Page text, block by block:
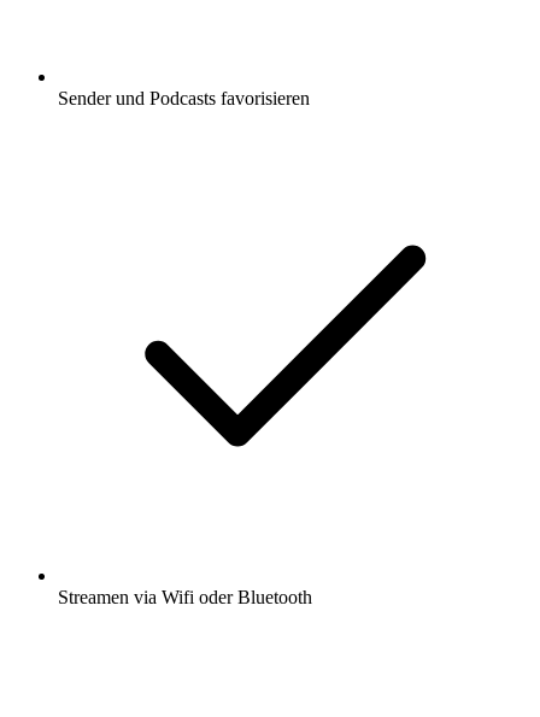
Sender und Podcasts favorisieren
Streamen via Wifi oder Bluetooth